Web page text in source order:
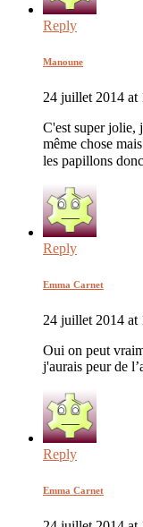
Reply
Manoune
24 juillet 2014 at
C'est super jolie,
même chose
les papillons
Reply
Emma Carnet
24 juillet 2014 at
Oui on peut
j'aurais peur de
Reply
Emma Carnet